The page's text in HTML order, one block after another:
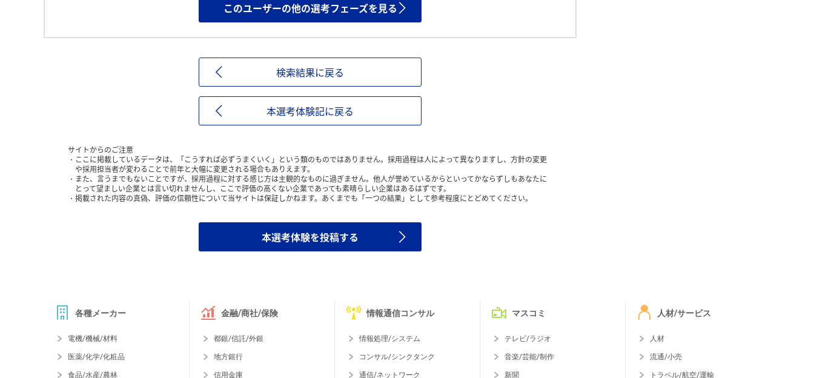
このユーザーの他の選考フェーズを見る
検索結果に戻る
本選考体験記に戻る
サイトからのご注意
ここに掲載しているデータは、「こうすれば必ずうまくいく」という類のものではありません。採用過程は人によって異なりますし、方針の変更
や採用担当者が変わることで前年と大幅に変更される場合もありえます。
また、言うまでもないことですが、採用過程に対する感じ方は主観的なものに過ぎません。他人が誉めているからといってかならずしもあなたに
とって望ましい企業とは言い切れませんし、ここで評価の高くない企業であっても素晴らしい企業はあるはずです。
掲載された内容の真偽、評価の信頼性について当サイトは保証しかねます。あくまでも「一つの結果」として参考程度にとどめてください。
本選考体験を投稿する
各種メーカー
電機/機械/材料
医薬/化学/化粧品
食品/水産/農林
金融/商社/保険
都銀/信託/外銀
地方銀行
信用金庫
情報通信コンサル
情報処理/システム
コンサル/シンクタンク
通信/ネットワーク
マスコミ
テレビ/ラジオ
音楽/芸能/制作
新聞
人材/サービス
人材
流通/小売
トラベル/航空/運輸